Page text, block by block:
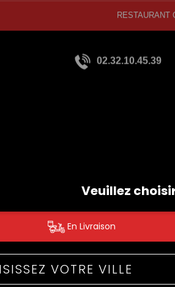
RESTAURANT
02.32.10.45.39